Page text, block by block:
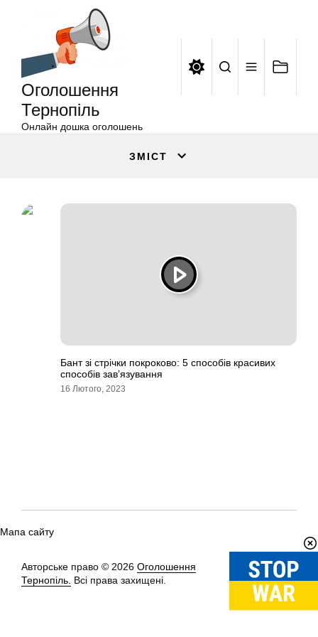
Оголошення
Тернопіль
Онлайн дошка оголошень
ЗМІСТ
Бант зі стрічки покроково: 5 способів красивих
способів зав’язування
16 Лютого, 2023
Мапа сайту
Авторське право © 2026 Оголошення
Тернопіль. Всі права захищені.
Вгору↑